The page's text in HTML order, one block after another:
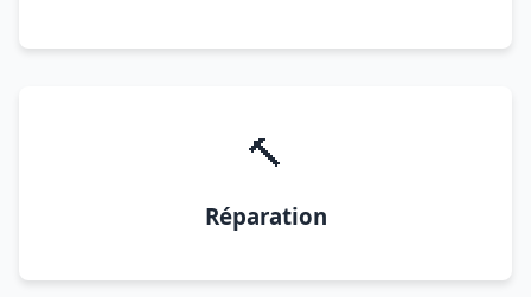
🔨
Réparation